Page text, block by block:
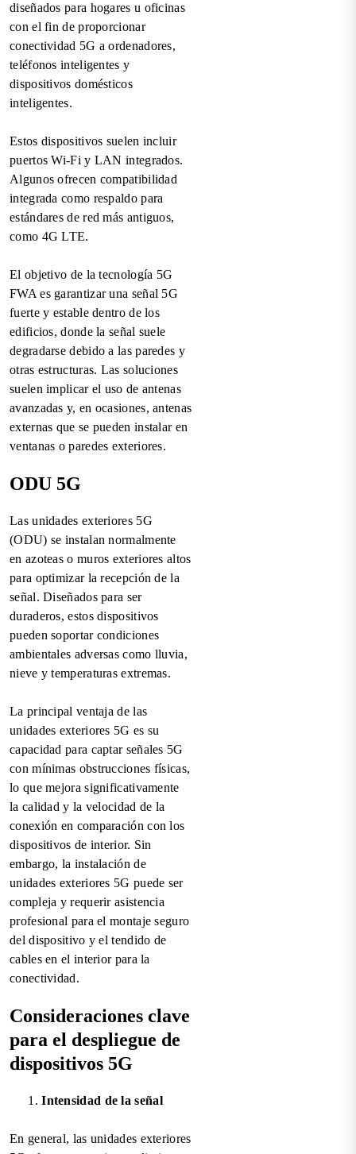
diseñados para hogares u oficinas
con el fin de proporcionar
conectividad 5G a ordenadores,
teléfonos inteligentes y
dispositivos domésticos
inteligentes.
Estos dispositivos suelen incluir
puertos Wi-Fi y LAN integrados.
Algunos ofrecen compatibilidad
integrada como respaldo para
estándares de red más antiguos,
como 4G LTE.
El objetivo de la tecnología 5G
FWA es garantizar una señal 5G
fuerte y estable dentro de los
edificios, donde la señal suele
degradarse debido a las paredes y
otras estructuras. Las soluciones
suelen implicar el uso de antenas
avanzadas y, en ocasiones, antenas
externas que se pueden instalar en
ventanas o paredes exteriores.
ODU 5G
Las unidades exteriores 5G
(ODU) se instalan normalmente
en azoteas o muros exteriores altos
para optimizar la recepción de la
señal. Diseñados para ser
duraderos, estos dispositivos
pueden soportar condiciones
ambientales adversas como lluvia,
nieve y temperaturas extremas.
La principal ventaja de las
unidades exteriores 5G es su
capacidad para captar señales 5G
con mínimas obstrucciones físicas,
lo que mejora significativamente
la calidad y la velocidad de la
conexión en comparación con los
dispositivos de interior. Sin
embargo, la instalación de
unidades exteriores 5G puede ser
compleja y requerir asistencia
profesional para el montaje seguro
del dispositivo y el tendido de
cables en el interior para la
conectividad.
Consideraciones clave
para el despliegue de
dispositivos 5G
Intensidad de la señal
En general, las unidades exteriores